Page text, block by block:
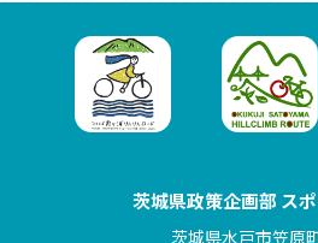
茨城県政策企画部 ス
茨城県水戸市笠原